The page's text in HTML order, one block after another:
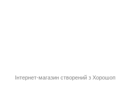
Інтернет-магазин створений з Хорошоп